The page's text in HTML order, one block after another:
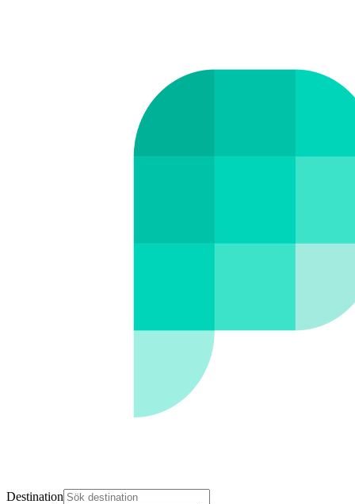
Destination